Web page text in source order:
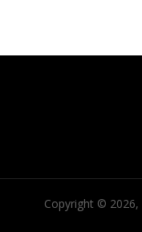
Copyright © 2026,